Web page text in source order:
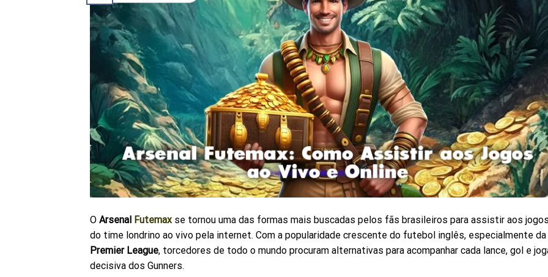
O Arsenal Futemaxse tornou uma das formas mais buscadas pelos fãs brasileiros para assistir aos
do time londrino ao vivo pela internet. Com a popularidade crescente do futebol inglês, especialmente da
Premier League, torcedores de todo o mundo procuram alternativas para acompanhar cada lance, gol e
decisiva dos Gunners.